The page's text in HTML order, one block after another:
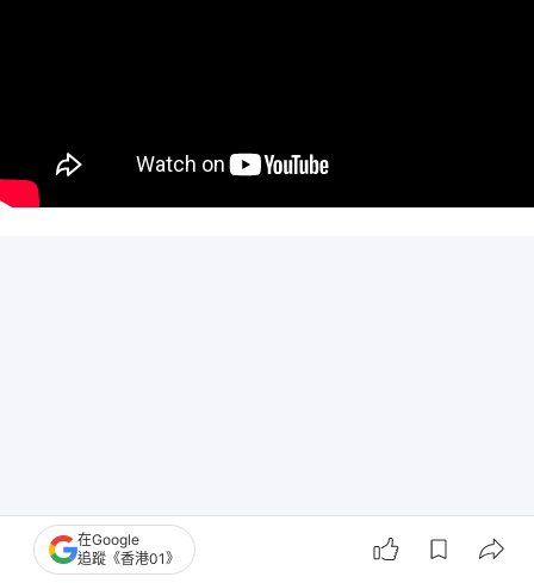
《睡蓮》是當晚的重點拍品之一，作品呈現莫奈晚年
在Google
追蹤《香港01》